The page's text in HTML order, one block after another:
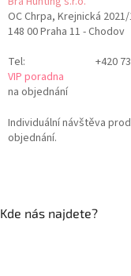
OC Chrpa, Krejnická
148 00 Praha 11 - Chodov
Tel:
+420
VIP poradna
na objednání
Individuální návštěva
objednání.
Kde nás najdete?